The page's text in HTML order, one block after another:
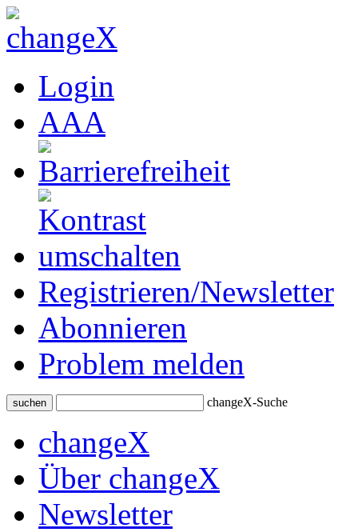
Login
AAA
Registrieren/Newsletter
Abonnieren
Problem melden
suchen changeX-Suche
changeX
Über changeX
Newsletter